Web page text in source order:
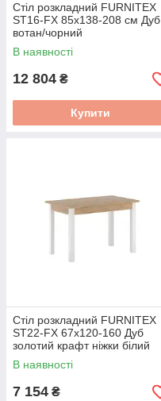
Стіл розкладний FURNITEX
ST16-FX 85x138-208 см Дуб
вотан/чорний
В наявності
12 804 ₴
Купити
Стіл розкладний FURNITEX
ST22-FX 67x120-160 Дуб
золотий крафт ніжки білий
В наявності
7 154 ₴